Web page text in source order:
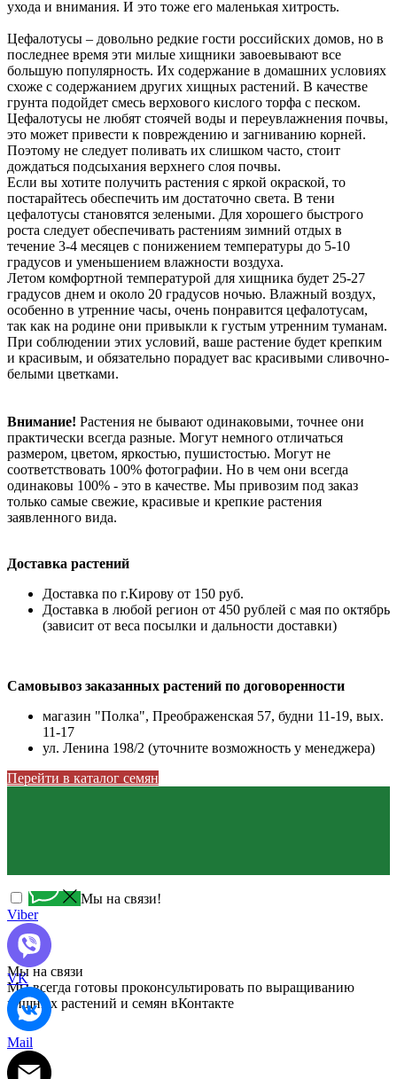
ухода и внимания. И это тоже его маленькая хитрость.
Цефалотусы – довольно редкие гости российских домов, но в
последнее время эти милые хищники завоевывают все
большую популярность. Их содержание в домашних условиях
схоже с содержанием других хищных растений. В качестве
грунта подойдет смесь верхового кислого торфа с песком.
Цефалотусы не любят стоячей воды и переувлажнения почвы,
это может привести к повреждению и загниванию корней.
Поэтому не следует поливать их слишком часто, стоит
дождаться подсыхания верхнего слоя почвы.
Если вы хотите получить растения с яркой окраской, то
постарайтесь обеспечить им достаточно света. В тени
цефалотусы становятся зелеными. Для хорошего быстрого
роста следует обеспечивать растениям зимний отдых в
течение 3-4 месяцев с понижением температуры до 5-10
градусов и уменьшением влажности воздуха.
Летом комфортной температурой для хищника будет 25-27
градусов днем и около 20 градусов ночью. Влажный воздух,
особенно в утренние часы, очень понравится цефалотусам,
так как на родине они привыкли к густым утренним туманам.
При соблюдении этих условий, ваше растение будет крепким
и красивым, и обязательно порадует вас красивыми сливочно-
белыми цветками.
Внимание! Растения не бывают одинаковыми, точнее они
практически всегда разные. Могут немного отличаться
размером, цветом, яркостью, пушистостью. Могут не
соответствовать 100% фотографии. Но в чем они всегда
одинаковы 100% - это в качестве. Мы привозим под заказ
только самые свежие, красивые и крепкие растения
заявленного вида.
Доставка растений
Доставка по г.Кирову от 150 руб.
Доставка в любой регион от 450 рублей с мая по октябрь
(зависит от веса посылки и дальности доставки)
Самовывоз заказанных растений по договоренности
магазин "Полка", Преображенская 57, будни 11-19, вых.
11-17
ул. Ленина 198/2 (уточните возможность у менеджера)
Перейти в каталог семян
Мы на связи
Мы всегда готовы проконсультировать по выращиванию
хищных растений и семян вКонтакте
Мы на связи!
Viber
VK
Mail